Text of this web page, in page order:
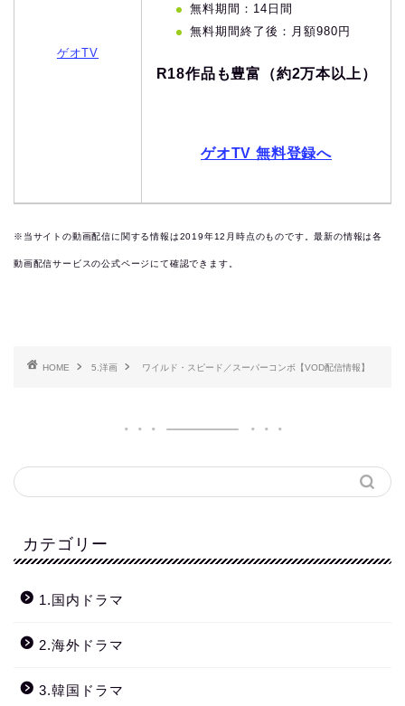
ゲオTV
無料期間：14日間
無料期間終了後：月額980円
R18作品も豊富（約2万本以上）
ゲオTV 無料登録へ
※当サイトの動画配信に関する情報は2019年12月時点のものです。最新の情報は各
動画配信サービスの公式ページにて確認できます。
HOME 5.洋画 ワイルド・スピード／スーパーコンボ【VOD配信情報】
カテゴリー
1.国内ドラマ
2.海外ドラマ
3.韓国ドラマ